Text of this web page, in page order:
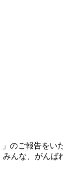
のご報告をい
んな、がんば